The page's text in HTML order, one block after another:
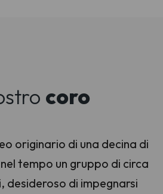
coro
originario di una decina di
tempo un gruppo di circa
desideroso di impegnarsi